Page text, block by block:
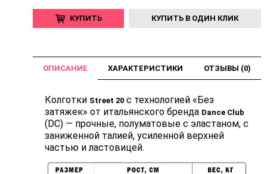
КУПИТЬ КУПИТЬ В ОДИН КЛИК
ОПИСАНИЕ ХАРАКТЕРИСТИКИ ОТЗЫВЫ (0)
Колготки Street 20с технологией «Без
затяжек» от итальянского бренда Dance Club
(DC) — прочные, полуматовые с эластаном, с
заниженной талией, усиленной верхней
частью и ластовицей.